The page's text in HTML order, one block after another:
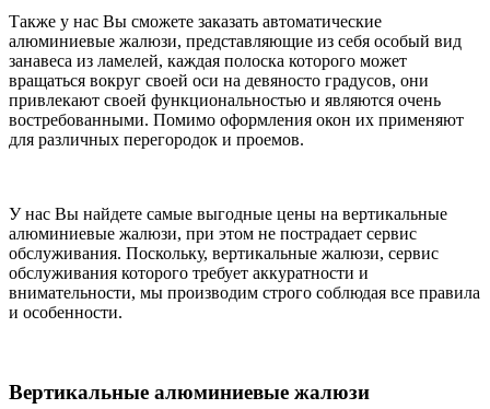
Также у нас Вы сможете заказать автоматические
алюминиевые жалюзи, представляющие из себя особый вид
занавеса из ламелей, каждая полоска которого может
вращаться вокруг своей оси на девяносто градусов, они
привлекают своей функциональностью и являются очень
востребованными. Помимо оформления окон их применяют
для различных перегородок и проемов.
У нас Вы найдете самые выгодные цены на вертикальные
алюминиевые жалюзи, при этом не пострадает сервис
обслуживания. Поскольку, вертикальные жалюзи, сервис
обслуживания которого требует аккуратности и
внимательности, мы производим строго соблюдая все правила
и особенности.
Вертикальные алюминиевые жалюзи